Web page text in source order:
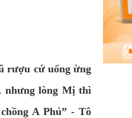
rượu cứ uống ừng
nhưng lòng Mị thì
A Phủ” - Tô